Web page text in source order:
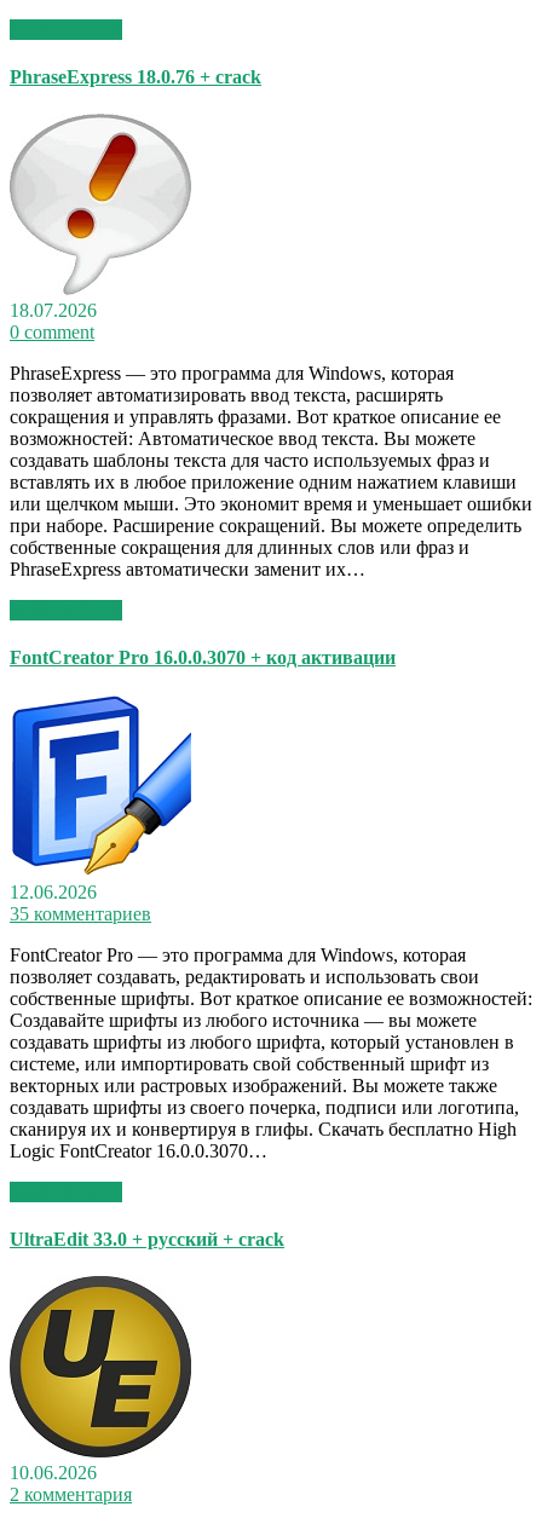
PhraseExpress 18.0.76 + crack
18.07.2026
0 comment
PhraseExpress — это программа для Windows, которая
позволяет автоматизировать ввод текста, расширять
сокращения и управлять фразами. Вот краткое описание ее
возможностей: Автоматическое ввод текста. Вы можете
создавать шаблоны текста для часто используемых фраз и
вставлять их в любое приложение одним нажатием клавиши
или щелчком мыши. Это экономит время и уменьшает ошибки
при наборе. Расширение сокращений. Вы можете определить
собственные сокращения для длинных слов или фраз и
PhraseExpress автоматически заменит их…
FontCreator Pro 16.0.0.3070 + код активации
12.06.2026
35 комментариев
FontCreator Pro — это программа для Windows, которая
позволяет создавать, редактировать и использовать свои
собственные шрифты. Вот краткое описание ее возможностей:
Создавайте шрифты из любого источника — вы можете
создавать шрифты из любого шрифта, который установлен в
системе, или импортировать свой собственный шрифт из
векторных или растровых изображений. Вы можете также
создавать шрифты из своего почерка, подписи или логотипа,
сканируя их и конвертируя в глифы. Скачать бесплатно High
Logic FontCreator 16.0.0.3070…
UltraEdit 33.0 + русский + crack
10.06.2026
2 комментария